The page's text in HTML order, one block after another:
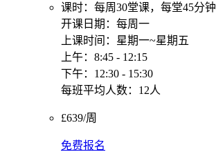
课时：每周30堂课，每堂45分钟
开课日期：每周一
上课时间：星期一~星期五
上午：8:45 - 12:15
下午：12:30 - 15:30
每班平均人数：12人
£639/周
免费报名